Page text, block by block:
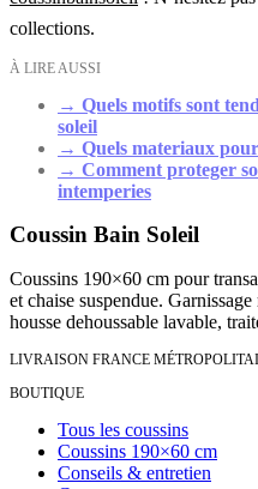
collections.
À LIRE AUSSI
→ Quels motifs sont
soleil
→ Quels materiaux
→ Comment proteger
intemperies
Coussin Bain Soleil
Coussins 190×60 cm pour
et chaise suspendue.
housse dehoussable lavable,
LIVRAISON FRANCE
BOUTIQUE
Tous les coussins
Coussins 190×60 cm
Conseils & entretien